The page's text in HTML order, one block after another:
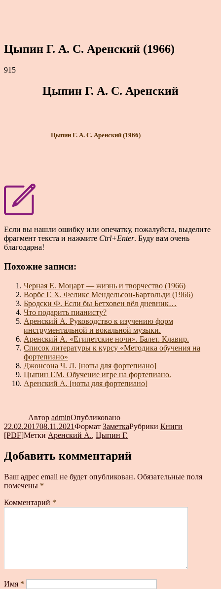
Цыпин Г. А. С. Аренский (1966)
915
Цыпин Г. А. С. Аренский
Цыпин Г. А. С. Аренский (1966)
Если вы нашли ошибку или опечатку, пожалуйста, выделите
фрагмент текста и нажмите Ctrl+Enter. Буду вам очень
благодарна!
Похожие записи:
Черная Е. Моцарт — жизнь и творчество (1966)
Ворбс Г. Х. Феликс Мендельсон-Бартольди (1966)
Бродски Ф. Если бы Бетховен вёл дневник…
Что подарить пианисту?
Аренский А. Руководство к изучению форм
инструментальной и вокальной музыки.
Аренский А. «Египетские ночи». Балет. Клавир.
Список литературы к курсу «Методика обучения на
фортепиано»
Джонсона Ч. Л. [ноты для фортепиано]
Цыпин Г.М. Обучение игре на фортепиано.
Аренский А. [ноты для фортепиано]
Автор adminОпубликовано
22.02.201708.11.2021Формат ЗаметкаРубрики Книги
[PDF]Метки Аренский А., Цыпин Г.
Добавить комментарий
Ваш адрес email не будет опубликован. Обязательные поля
помечены *
Комментарий *
Имя *